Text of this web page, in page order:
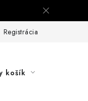
Registrácia
košík